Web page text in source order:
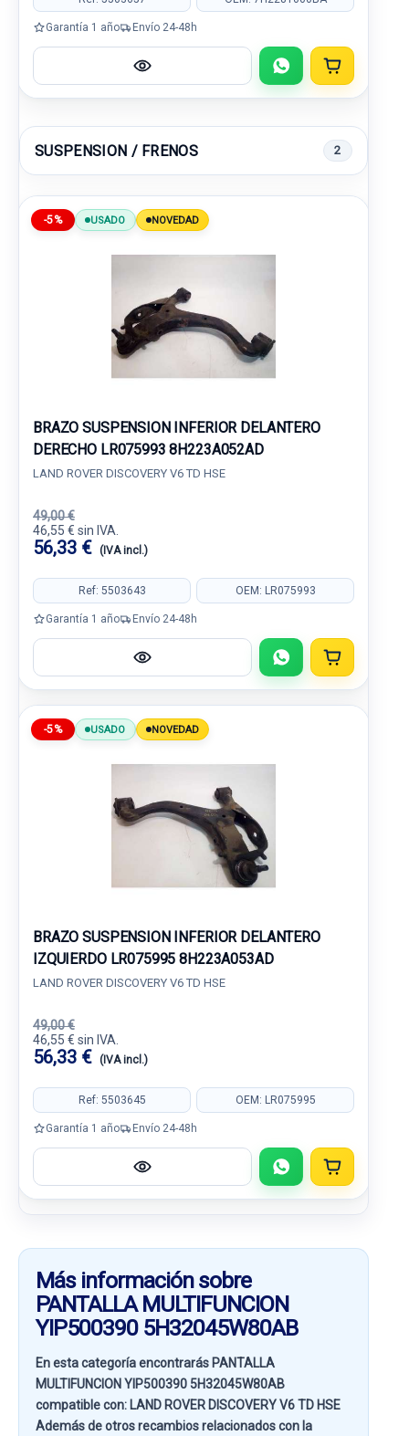
Garantía 1 año Envío 24-48h
SUSPENSION / FRENOS 2
-5% USADO NOVEDAD
BRAZO SUSPENSION INFERIOR DELANTERO
DERECHO LR075993 8H223A052AD
LAND ROVER DISCOVERY V6 TD HSE
49,00 €
46,55 € sin IVA.
56,33 € (IVA incl.)
Ref: 5503643 OEM: LR075993
Garantía 1 año Envío 24-48h
-5% USADO NOVEDAD
BRAZO SUSPENSION INFERIOR DELANTERO
IZQUIERDO LR075995 8H223A053AD
LAND ROVER DISCOVERY V6 TD HSE
49,00 €
46,55 € sin IVA.
56,33 € (IVA incl.)
Ref: 5503645 OEM: LR075995
Garantía 1 año Envío 24-48h
Más información sobre
PANTALLA MULTIFUNCION
YIP500390 5H32045W80AB
En esta categoría encontrarás PANTALLA
MULTIFUNCION YIP500390 5H32045W80AB
compatible con: LAND ROVER DISCOVERY V6 TD HSE
Además de otros recambios relacionados con la